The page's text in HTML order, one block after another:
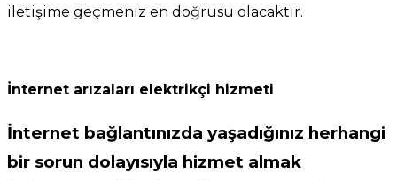
iletişime geçmeniz en doğrusu olacaktır.
İnternet arızaları elektrikçi hizmeti
İnternet bağlantınızda yaşadığınız herhangi
bir sorun dolayısıyla hizmet almak